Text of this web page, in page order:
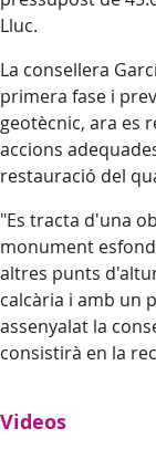
Lluc.
La consellera
primera fase i
geotècnic, ara es
accions
restauració del
"Es tracta d'una
monument
altres punts
calcària i amb un
assenyalat la
consistirà en la
Videos